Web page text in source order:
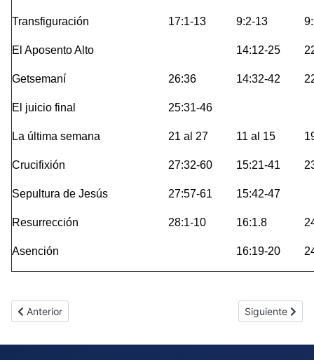
Transfiguración 17:1-13 9:2-13
El Aposento Alto 14:12-25
Getsemaní 26:36 14:32-42
El juicio final 25:31-46
La última semana 21 al 27 11 al 15
Crucifixión 27:32-60 15:21-41
Sepultura de Jesús 27:57-61 15:42-47
Resurrección 28:1-10 16:1.8
Asención 16:19-20
Artículo anterior: Ester
Anterior Artículo
Siguiente